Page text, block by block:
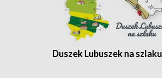
Duszek Lubuszek na szlaku